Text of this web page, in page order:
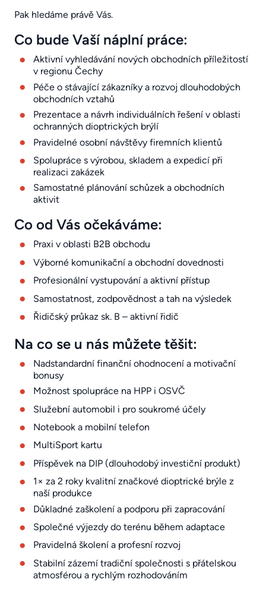
Pak hledáme právě Vás.
Co bude Vaší náplní práce:
Aktivní vyhledávání nových obchodních příležitostí
v regionu Čechy
Péče o stávající zákazníky a rozvoj dlouhodobých
obchodních vztahů
Prezentace a návrh individuálních řešení v oblasti
ochranných dioptrických brýlí
Pravidelné osobní návštěvy firemních klientů
Spolupráce s výrobou, skladem a expedicí při
realizaci zakázek
Samostatné plánování schůzek a obchodních
aktivit
Co od Vás očekáváme:
Praxi v oblasti B2B obchodu
Výborné komunikační a obchodní dovednosti
Profesionální vystupování a aktivní přístup
Samostatnost, zodpovědnost a tah na výsledek
Řidičský průkaz sk. B – aktivní řidič
Na co se u nás můžete těšit:
Nadstandardní finanční ohodnocení a motivační
bonusy
Možnost spolupráce na HPP i OSVČ
Služební automobil i pro soukromé účely
Notebook a mobilní telefon
MultiSport kartu
Příspěvek na DIP (dlouhodobý investiční produkt)
1× za 2 roky kvalitní značkové dioptrické brýle z
naší produkce
Důkladné zaškolení a podporu při zapracování
Společné výjezdy do terénu během adaptace
Pravidelná školení a profesní rozvoj
Stabilní zázemí tradiční společnosti s přátelskou
atmosférou a rychlým rozhodováním